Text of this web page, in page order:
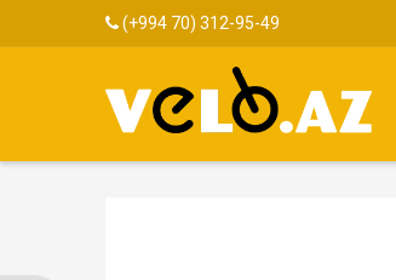
(+994 70) 312-95-49